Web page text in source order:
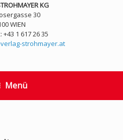
KG
30
WIEN
+43 1 617 26 35
strohmayer.at
Menü